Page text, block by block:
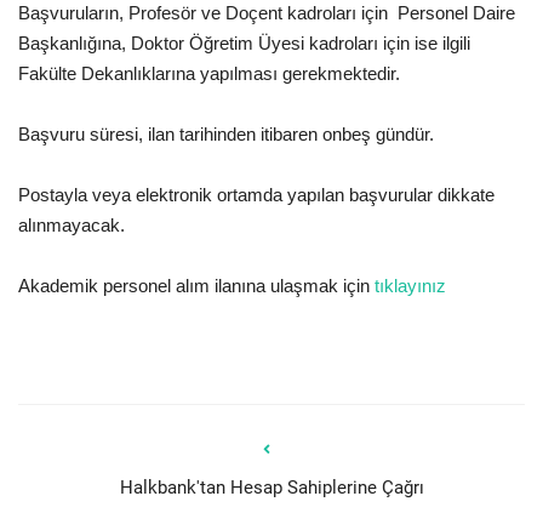
Gaziantep..
Başvuruların, Profesör ve Doçent kadroları için Personel Daire
Başkanlığına, Doktor Öğretim Üyesi kadroları için ise ilgili
Fakülte Dekanlıklarına yapılması gerekmektedir.
Başvuru süresi, ilan tarihinden itibaren onbeş gündür.
Postayla veya elektronik ortamda yapılan başvurular dikkate
alınmayacak.
Akademik personel alım ilanına ulaşmak için tıklayınız
Halkbank'tan Hesap Sahiplerine Çağrı